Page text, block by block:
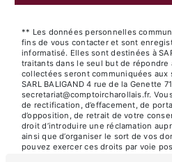
** Les données personnelles
fins de vous contacter et sont
informatisé. Elles sont destinées à
traitants dans le seul but de répondre
collectées seront communiquées aux
SARL BALIGAND 4 rue de la Genette
secretariat@comptoircharollais.fr.
de rectification, d’effacement, de
d’opposition, de retrait de votre
droit d’introduire une réclamation
ainsi que d’organiser le sort de vos
pouvez exercer ces droits par voie
Genette 71800 La Clayette ou par